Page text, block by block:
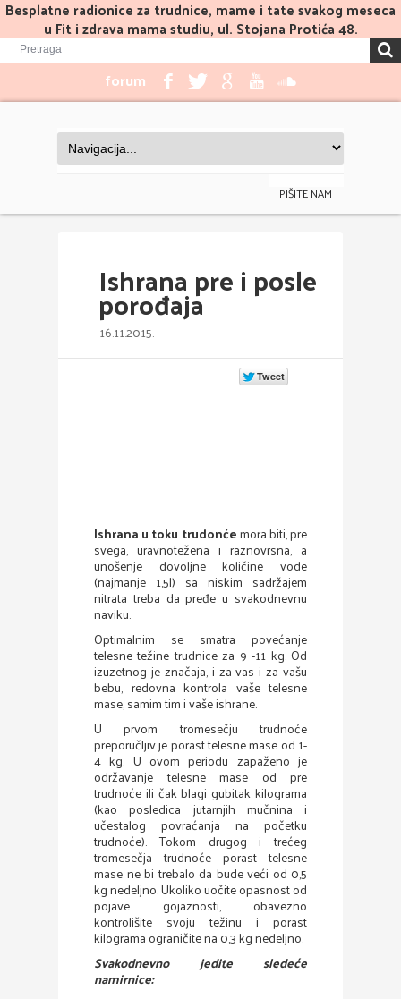
Besplatne radionice za trudnice, mame i tate svakog meseca
u Fit i zdrava mama studiu, ul. Stojana Protića 48.
forum
PIŠITE NAM
Ishrana pre i posle
porođaja
16.11.2015.
Ishrana u toku trudonćemora biti, pre
svega, uravnotežena i raznovrsna, a
unošenje dovoljne količine vode
(najmanje 1,5l) sa niskim sadržajem
nitrata treba da pređe u svakodnevnu
naviku.
Optimalnim se smatra povećanje
telesne težine trudnice za 9 -11 kg. Od
izuzetnog je značaja, i za vas i za vašu
bebu, redovna kontrola vaše telesne
mase, samim tim i vaše ishrane.
U prvom tromesečju trudnoće
preporučljiv je porast telesne mase od 1-
4 kg. U ovom periodu zapaženo je
održavanje telesne mase od pre
trudnoće ili čak blagi gubitak kilograma
(kao posledica jutarnjih mučnina i
učestalog povraćanja na početku
trudnoće). Tokom drugog i trećeg
tromesečja trudnoće porast telesne
mase ne bi trebalo da bude veći od 0,5
kg nedeljno. Ukoliko uočite opasnost od
pojave gojaznosti, obavezno
kontrolišite svoju težinu i porast
kilograma ograničite na 0,3 kg nedeljno.
Svakodnevno jedite sledeće
namirnice: